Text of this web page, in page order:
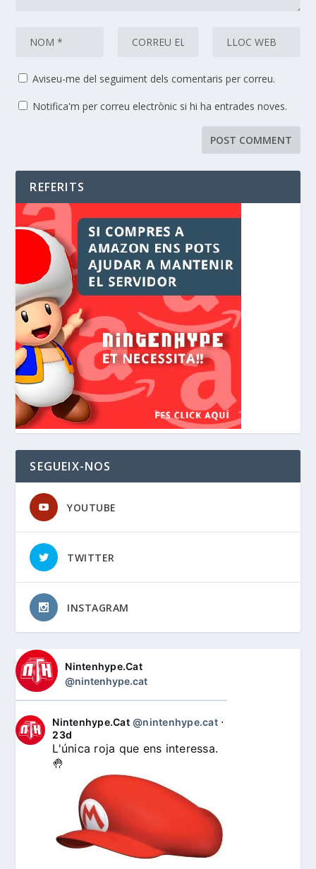
Aviseu-me del seguiment dels comentaris per correu.
Notifica'm per correu electrònic si hi ha entrades noves.
REFERITS
SEGUEIX-NOS
YOUTUBE
TWITTER
INSTAGRAM
Nintenhype.Cat
@nintenhype.cat
Nintenhype.Cat @nintenhype.cat⋅
23d
L'única roja que ens interessa.
🤚